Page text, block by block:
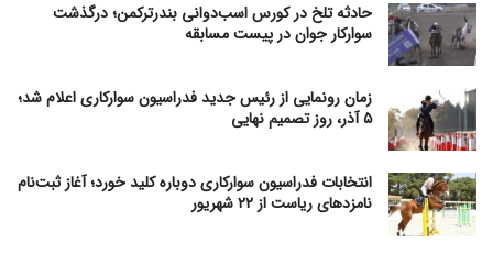
حادثه تلخ در کورس اسب‌دوانی بندرترکمن؛ درگذشت
سوارکار جوان در پیست مسابقه
زمان رونمایی از رئیس جدید فدراسیون سوارکاری اعلام شد؛
۵ آذر، روز تصمیم نهایی
انتخابات فدراسیون سوارکاری دوباره کلید خورد؛ آغاز ثبت‌نام
نامزدهای ریاست از ۲۲ شهریور